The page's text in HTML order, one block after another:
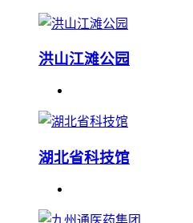
洪山江滩公园
湖北省科技馆